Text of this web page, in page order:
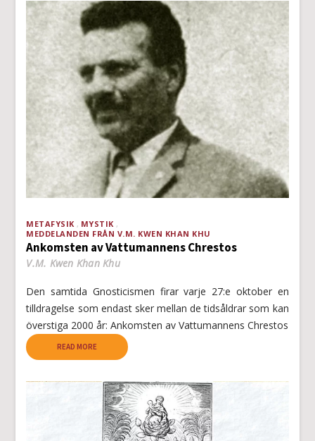
METAFYSIK
MYSTIK
MEDDELANDEN FRÅN V.M. KWEN KHAN KHU
Ankomsten av Vattumannens Chrestos
V.M. Kwen Khan Khu
Den samtida Gnosticismen firar varje 27:e oktober en
tilldragelse som endast sker mellan de tidsåldrar som kan
överstiga 2000 år: Ankomsten av Vattumannens Chrestos
READ MORE